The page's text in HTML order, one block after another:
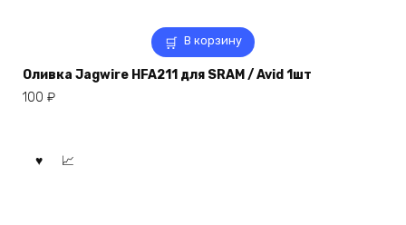
В корзину
Оливка Jagwire HFA211 для SRAM / Avid 1шт
100 ₽